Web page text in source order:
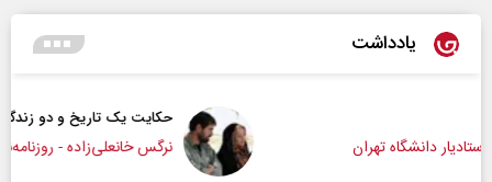
یادداشت
حکایت یک تاریخ و دو زندگی
نرگس خانعلی‌زاده - روزنامه‌نگار